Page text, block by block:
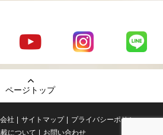
の
Youtube
チャンネ
LaniLani
LaniLani
ページトップ
社 サイトマップ
プライバシーポリシー
について
お問い合わせ